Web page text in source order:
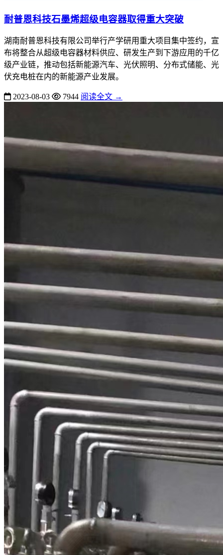
耐普恩科技石墨烯超级电容器取得重大突破
湖南耐普恩科技有限公司举行产学研用重大项目集中签约，宣
布将整合从超级电容器材料供应、研发生产到下游应用的千亿
级产业链，推动包括新能源汽车、光伏照明、分布式储能、光
伏充电桩在内的新能源产业发展。
2023-08-03 7944 阅读全文 →